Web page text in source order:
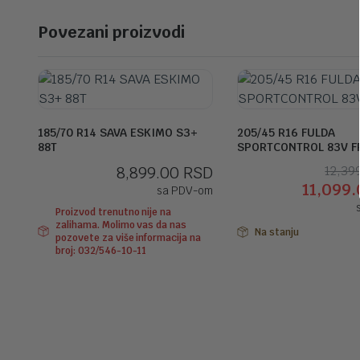
Povezani proizvodi
185/70 R14 SAVA ESKIMO S3+
88T
8,899.00 RSD
sa PDV-om
Proizvod trenutno nije na
zalihama. Molimo vas da nas
pozovete za više informacija na
broj: 032/546-10-11
205/45 R16 FULDA
SPORTCONTROL 83V FP
Na stanju